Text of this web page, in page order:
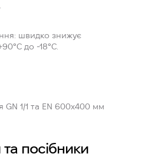
швидко знижує
до -18°C.
1/1 та EN 600x400 мм
посібники